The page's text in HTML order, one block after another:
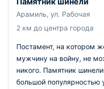
Арамиль, ул. Рабочая
2 км до центра города
Постамент, на котором
мужчину на войну, не
никого. Памятник
большой популярностью